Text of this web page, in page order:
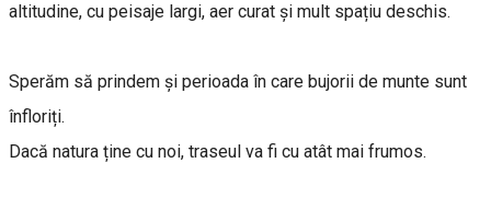
altitudine, cu peisaje largi, aer curat și mult spațiu deschis.
Sperăm să prindem și perioada în care bujorii de munte sunt
înfloriți.
Dacă natura ține cu noi, traseul va fi cu atât mai frumos.